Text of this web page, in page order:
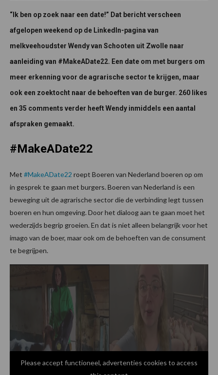
“Ik ben op zoek naar een date!” Dat bericht verscheen
afgelopen weekend op de LinkedIn-pagina van
melkveehoudster Wendy van Schooten uit Zwolle naar
aanleiding van #MakeADate22. Een date om met burgers om
meer erkenning voor de agrarische sector te krijgen, maar
ook een zoektocht naar de behoeften van de burger. 260 likes
en 35 comments verder heeft Wendy inmiddels een aantal
afspraken gemaakt.
#MakeADate22
Met #MakeADate22 roept Boeren van Nederland boeren op om
in gesprek te gaan met burgers. Boeren van Nederland is een
beweging uit de agrarische sector die de verbinding legt tussen
boeren en hun omgeving. Door het dialoog aan te gaan moet het
wederzijds begrip groeien. En dat is niet alleen belangrijk voor het
imago van de boer, maar ook om de behoeften van de consument
te begrijpen.
Please accept functioneel, advertenties cookies to access